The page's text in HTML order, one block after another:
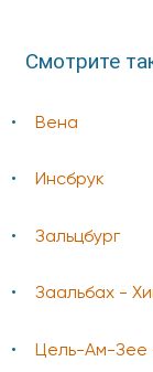
Смотрите
Вена
Инсбрук
Зальцбург
Заальбах -
Цель-Ам-Зее